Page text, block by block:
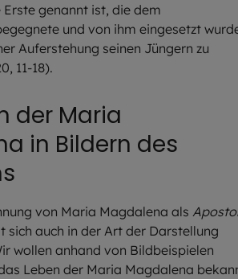
genannt ist, die dem
und von ihm eingesetzt
Auferstehung seinen Jüngern zu
11-18).
der Maria
in Bildern des
von Maria Magdalena als
sich auch in der Art der Darstellung
wollen anhand von Bildbeispielen
Leben der Maria Magdalena